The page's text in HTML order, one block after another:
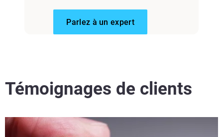
Parlez à un expert
Témoignages de clients